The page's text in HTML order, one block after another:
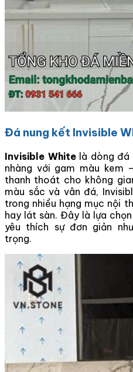
Đá nung kết Invisible
Invisible Whitelà dòng đá
nhàng với gam màu kem
thanh thoát cho không
màu sắc và vân đá,
trong nhiều hạng mục nội
hay lát sàn. Đây là lựa
yêu thích sự đơn giản
trọng.